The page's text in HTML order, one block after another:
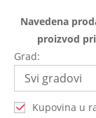
Navedena
proizvod
Grad:
Kupovina u